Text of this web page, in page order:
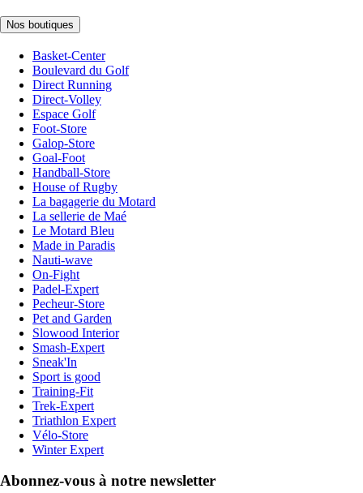
Nos boutiques
Basket-Center
Boulevard du Golf
Direct Running
Direct-Volley
Espace Golf
Foot-Store
Galop-Store
Goal-Foot
Handball-Store
House of Rugby
La bagagerie du Motard
La sellerie de Maé
Le Motard Bleu
Made in Paradis
Nauti-wave
On-Fight
Padel-Expert
Pecheur-Store
Pet and Garden
Slowood Interior
Smash-Expert
Sneak'In
Sport is good
Training-Fit
Trek-Expert
Triathlon Expert
Vélo-Store
Winter Expert
Abonnez-vous à notre newsletter